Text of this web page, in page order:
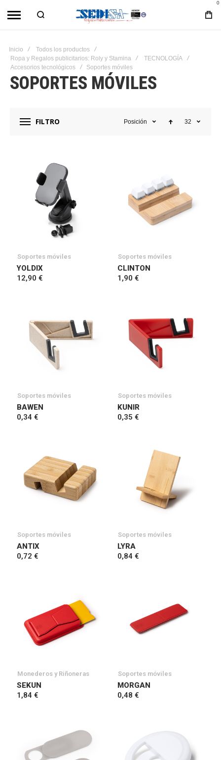
0
Inicio
Todos los productos
Ropa y Regalos publicitarios: Roly y Stamina
TECNOLOGÍA
Accesorios tecnológicos
Soportes móviles
SOPORTES MÓVILES
FILTRO Posición 32
Soportes móviles
YOLDIX
12,90 €
Soportes móviles
CLINTON
1,90 €
Soportes móviles
BAWEN
0,34 €
Soportes móviles
KUNIR
0,35 €
Soportes móviles
ANTIX
0,72 €
Soportes móviles
LYRA
0,84 €
Monederos y Riñoneras
SEKUN
1,84 €
Soportes móviles
MORGAN
0,48 €